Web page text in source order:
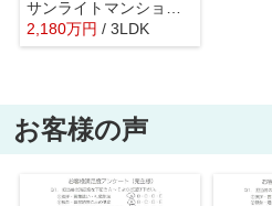
2,180万円 / 3LDK
お客様の声